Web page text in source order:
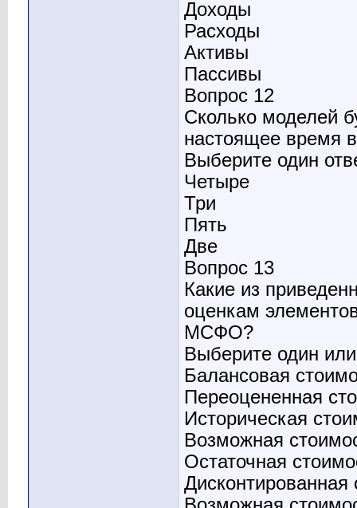
Доходы
Расходы
Активы
Пассивы
Вопрос 12
Сколько моделей
настоящее время
Выберите один
Четыре
Три
Пять
Две
Вопрос 13
Какие из
оценкам
МСФО?
Выберите один
Балансовая
Переоцененная
Историческая
Возможная
Остаточная
Дисконтированная